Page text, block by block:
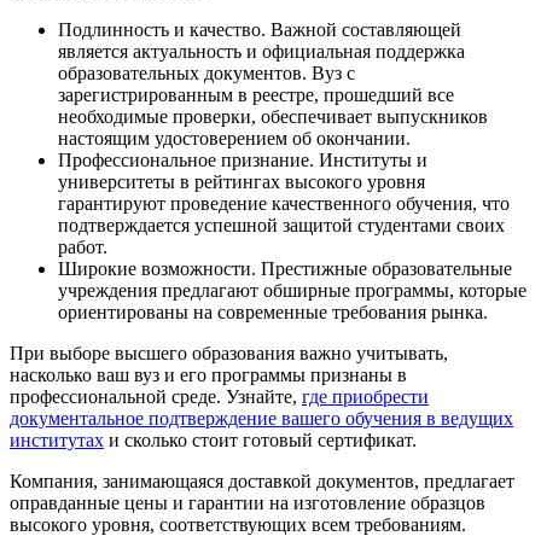
Подлинность и качество. Важной составляющей
является актуальность и официальная поддержка
образовательных документов. Вуз с
зарегистрированным в реестре, прошедший все
необходимые проверки, обеспечивает выпускников
настоящим удостоверением об окончании.
Профессиональное признание. Институты и
университеты в рейтингах высокого уровня
гарантируют проведение качественного обучения, что
подтверждается успешной защитой студентами своих
работ.
Широкие возможности. Престижные образовательные
учреждения предлагают обширные программы, которые
ориентированы на современные требования рынка.
При выборе высшего образования важно учитывать,
насколько ваш вуз и его программы признаны в
профессиональной среде. Узнайте, где приобрести
документальное подтверждение вашего обучения в ведущих
институтах и сколько стоит готовый сертификат.
Компания, занимающаяся доставкой документов, предлагает
оправданные цены и гарантии на изготовление образцов
высокого уровня, соответствующих всем требованиям.